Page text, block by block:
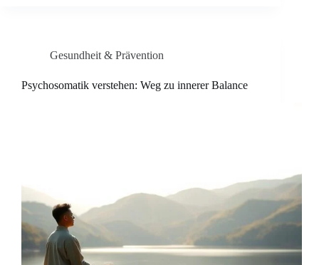
Gesundheit & Prävention
Psychosomatik verstehen: Weg zu innerer Balance